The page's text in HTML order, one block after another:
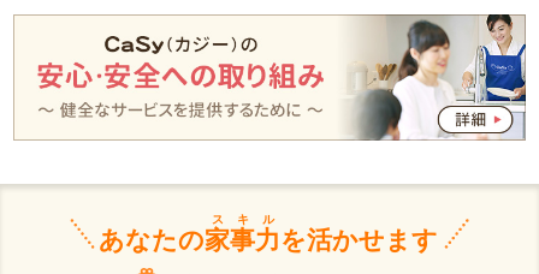
あなたの家事力
スキル
を活かせます